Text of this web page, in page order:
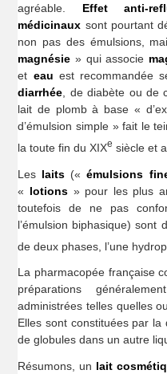
agréable. Effet anti-
médicinaux sont pourtant
non pas des émulsions,
magnésie » qui associe
et eau est recommandée
diarrhée, de diabète ou de
lait de plomb à base «
d’émulsion simple » fait le
la toute fin du XIXe siècle et
Les laits («émulsions
« lotions» pour les plus
toutefois de ne pas
l’émulsion biphasique) sont
de deux phases, l’une
La pharmacopée française
préparations
administrées telles quelles
Elles sont constituées par la
de globules dans un autre
Résumons, un lait